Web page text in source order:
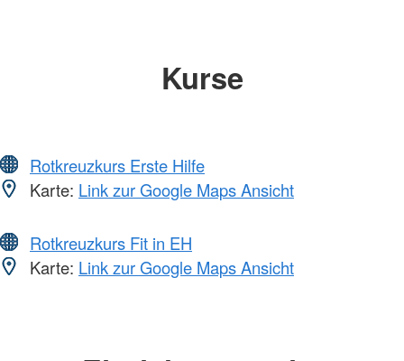
Kurse
Rotkreuzkurs Erste Hilfe
Karte: Link zur Google Maps Ansicht
Rotkreuzkurs Fit in EH
Karte: Link zur Google Maps Ansicht